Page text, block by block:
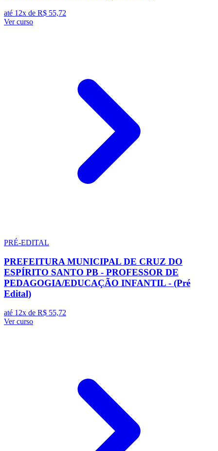
até 12x de R$ 55,72
Ver curso
PRÉ-EDITAL
PREFEITURA MUNICIPAL DE CRUZ DO
ESPÍRITO SANTO PB - PROFESSOR DE
PEDAGOGIA/EDUCAÇÃO INFANTIL - (Pré
Edital)
até 12x de R$ 55,72
Ver curso